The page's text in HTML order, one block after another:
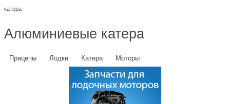
катера
Алюминиевые катера
Прицепы Лодки Катера Моторы